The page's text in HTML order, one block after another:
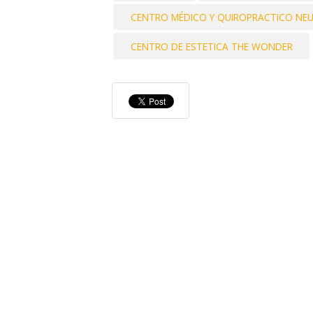
CENTRO MÉDICO Y QUIROPRACTICO
CENTRO DE ESTETICA THE WONDER